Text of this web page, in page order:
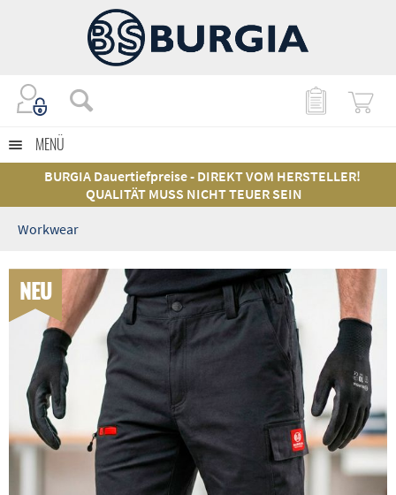
MENÜ
BURGIA Dauertiefpreise - DIREKT VOM HERSTELLER!
QUALITÄT MUSS NICHT TEUER SEIN
Workwear
NEU